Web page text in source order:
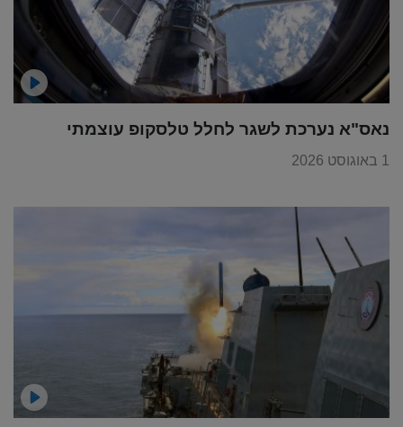
נאס"א נערכת לשגר לחלל טלסקופ עוצמתי
1 באוגוסט 2026